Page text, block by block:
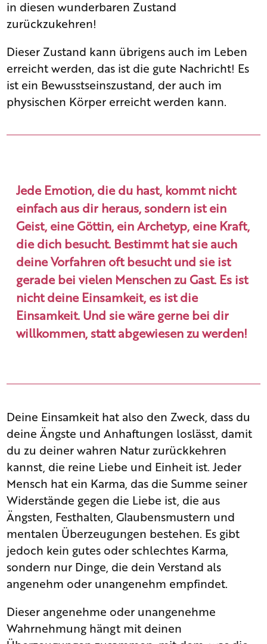
in diesen wunderbaren Zustand
zurückzukehren!
Dieser Zustand kann übrigens auch im Leben
erreicht werden, das ist die gute Nachricht! Es
ist ein Bewusstseinszustand, der auch im
physischen Körper erreicht werden kann.
Jede Emotion, die du hast, kommt nicht
einfach aus dir heraus, sondern ist ein
Geist, eine Göttin, ein Archetyp, eine Kraft,
die dich besucht. Bestimmt hat sie auch
deine Vorfahren oft besucht und sie ist
gerade bei vielen Menschen zu Gast. Es ist
nichtdeineEinsamkeit, es istdie
Einsamkeit. Und sie wäre gerne bei dir
willkommen, statt abgewiesen zu werden!
Deine Einsamkeit hat also den Zweck, dass du
deine Ängste und Anhaftungen loslässt, damit
du zu deiner wahren Natur zurückkehren
kannst, die reine Liebe und Einheit ist. Jeder
Mensch hat ein Karma, das die Summe seiner
Widerstände gegen die Liebe ist, die aus
Ängsten, Festhalten, Glaubensmustern und
mentalen Überzeugungen bestehen. Es gibt
jedoch kein gutes oder schlechtes Karma,
sondern nur Dinge, die dein Verstand als
angenehm oder unangenehm empfindet.
Dieser angenehme oder unangenehme
Wahrnehmung hängt mit deinen